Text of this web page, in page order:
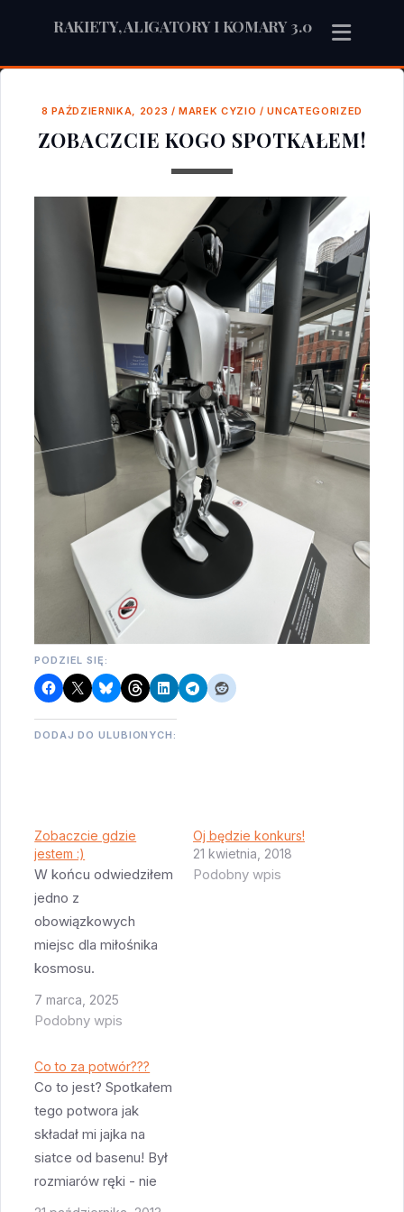
RAKIETY, ALIGATORY I KOMARY 3.0
8 PAŹDZIERNIKA, 2023 /MAREK CYZIO /UNCATEGORIZED
ZOBACZCIE KOGO SPOTKAŁEM!
PODZIEL SIĘ:
DODAJ DO ULUBIONYCH:
Zobaczcie gdzie
jestem :)
W końcu odwiedziłem
jedno z
obowiązkowych
miejsc dla miłośnika
kosmosu.
7 marca, 2025
Podobny wpis
Oj będzie konkurs!
21 kwietnia, 2018
Podobny wpis
Co to za potwór???
Co to jest? Spotkałem
tego potwora jak
składał mi jajka na
siatce od basenu! Był
rozmiarów ręki - nie
jestem pewien czy